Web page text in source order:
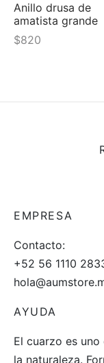
Anillo drusa de
amatista grande
$820
EMPRESA
Contacto:
+52 56 1110
AYUDA
El cuarzo es
la naturaleza.